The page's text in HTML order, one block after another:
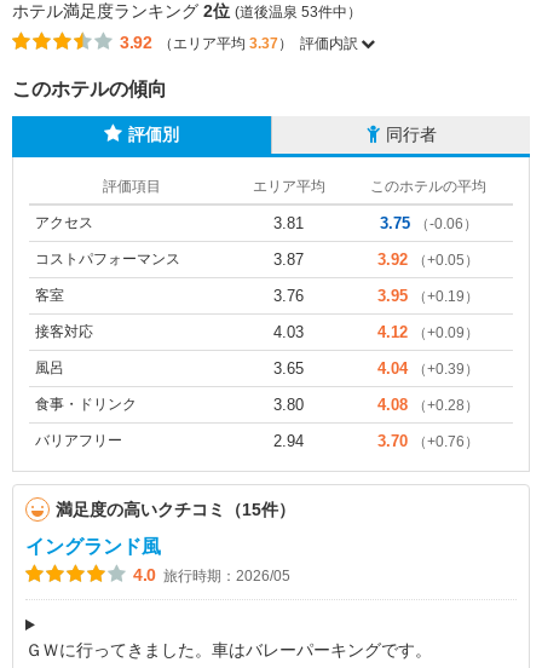
ホテル満足度ランキング 2位 (道後温泉 53件中）
3.92 （エリア平均 3.37） 評価内訳
このホテルの傾向
評価別 同行者
評価項目 エリア平均 このホテルの平均
アクセス 3.81 3.75 （-0.06）
コストパフォーマンス 3.87 3.92 （+0.05）
客室 3.76 3.95 （+0.19）
接客対応 4.03 4.12 （+0.09）
風呂 3.65 4.04 （+0.39）
食事・ドリンク 3.80 4.08 （+0.28）
バリアフリー 2.94 3.70 （+0.76）
満足度の高いクチコミ（15件）
イングランド風
4.0 旅行時期：2026/05
ＧＷに行ってきました。車はバレーパーキングです。